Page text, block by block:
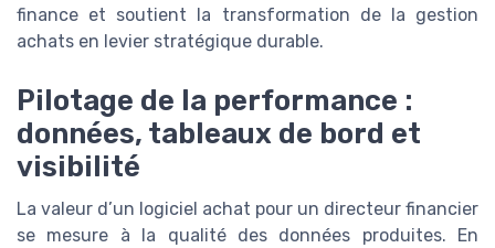
finance et soutient la transformation de la gestion
achats en levier stratégique durable.
Pilotage de la performance :
données, tableaux de bord et
visibilité
La valeur d’un logiciel achat pour un directeur financier
se mesure à la qualité des données produites. En